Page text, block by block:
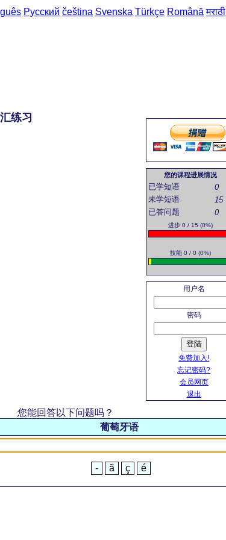
Русский čeština Svenska Türkçe Română मराठी
您的课程进展情况
已学短语
0
未学短语
15
已答问题
0
进步 0 / 15 (0%)
技能 0 / 0 (0%)
用户名
密码
登陆
免费加入!
忘记密码?
会员网页
退出
练习
您能回答以下问题吗？
葡萄牙语